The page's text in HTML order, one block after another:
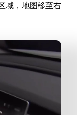
域，地图移至右